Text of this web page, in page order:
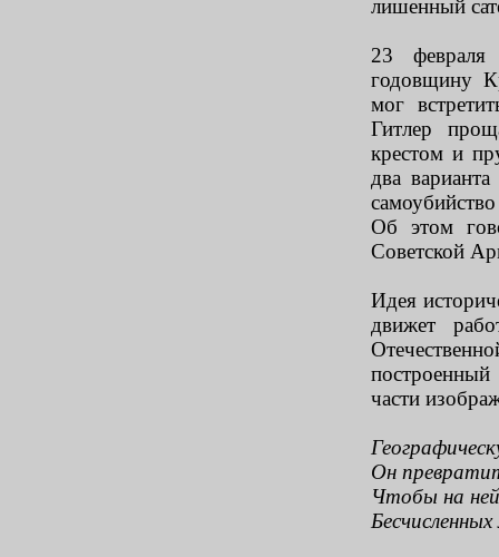
лишенный
23
годовщину
мог
Гитлер
крестом и
два
Об этом
Советской
Идея
движет
части
Он
Чтобы на